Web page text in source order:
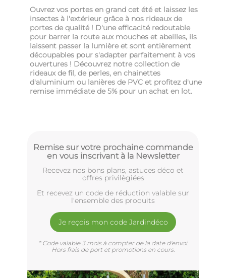
Ouvrez vos portes en grand cet été et laissez les
insectes à l'extérieur grâce à nos rideaux de
portes de qualité ! D'une efficacité redoutable
pour barrer la route aux mouches et abeilles, ils
laissent passer la lumière et sont entièrement
découpables pour s'adapter parfaitement à vos
ouvertures ! Découvrez notre collection de
rideaux de fil, de perles, en chainettes
d'aluminium ou lanières de PVC et profitez d'une
remise immédiate de 5% pour un achat en lot.
Remise sur votre prochaine commande
en vous inscrivant à la Newsletter
Recevez nos bons plans, astuces déco et
offres privilègiées
Et recevez un code de réduction valable sur
l'ensemble des produits
Je reçois mon code Jardindéco
* Code valable 3 mois à compter de la date d'envoi.
Hors frais de port et promotions en cours.